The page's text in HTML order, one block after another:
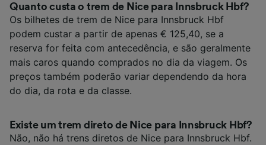
Quanto custa o trem de Nice para Innsbruck Hbf?
Os bilhetes de trem de Nice para Innsbruck Hbf
podem custar a partir de apenas € 125,40, se a
reserva for feita com antecedência, e são geralmente
mais caros quando comprados no dia da viagem. Os
preços também poderão variar dependendo da hora
do dia, da rota e da classe.
Existe um trem direto de Nice para Innsbruck Hbf?
Não, não há trens diretos de Nice para Innsbruck Hbf.